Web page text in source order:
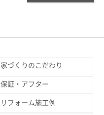
家づくりのこだわり
保証・アフター
リフォーム施工例